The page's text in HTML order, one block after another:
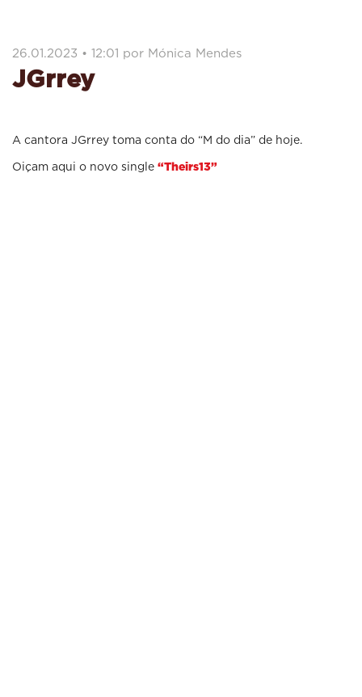
26.01.2023 • 12:01 por Mónica Mendes
JGrrey
A cantora JGrrey toma conta do “M do dia” de hoje.
Oiçam aqui o novo single “Theirs13”